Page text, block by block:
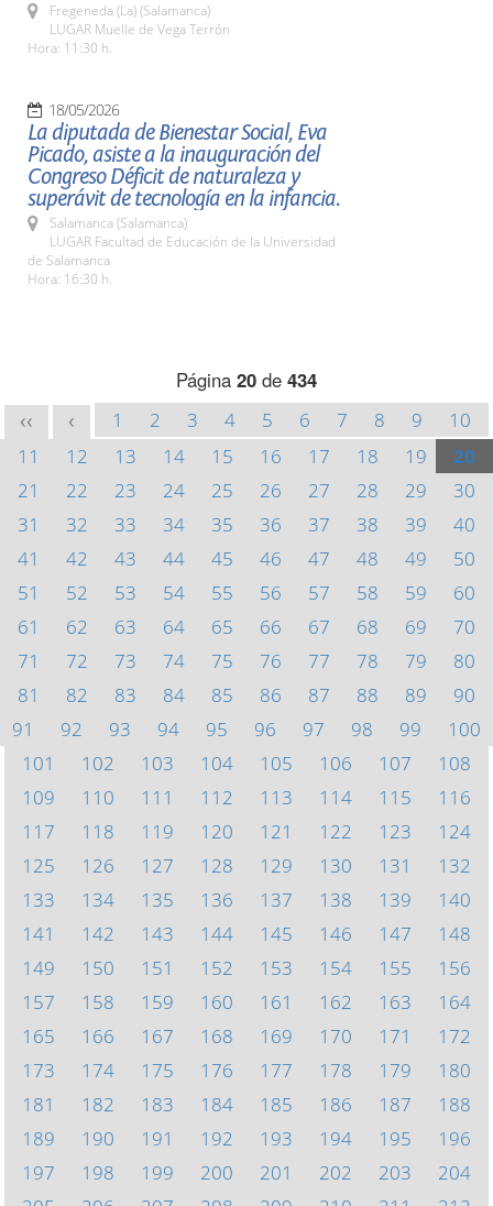
Fregeneda (La) (Salamanca)
LUGAR Muelle de Vega Terrón
Hora: 11:30 h.
18/05/2026
La diputada de Bienestar Social, Eva
Picado, asiste a la inauguración del
Congreso Déficit de naturaleza y
superávit de tecnología en la infancia.
Salamanca (Salamanca)
LUGAR Facultad de Educación de la Universidad
de Salamanca
Hora: 16:30 h.
Página 20 de 434
<< < 1 2 3 4 5 6 7 8 9
10
11
12 13 14 15 16 17 18 19
20
21
22 23 24 25 26 27 28 29
30
31
32 33 34 35 36 37 38 39
40
41
42 43 44 45 46 47 48 49
50
51
52 53 54 55 56 57 58 59
60
61
62 63 64 65 66 67 68 69
70
71
72 73 74 75 76 77 78 79
80
81
82 83 84 85 86 87 88 89
90
91
92 93 94 95 96 97 98 99
100
101
102 103 104 105 106 107
108
109
110 111 112 113 114 115
116
117
118 119 120 121 122 123
124
125
126 127 128 129 130 131
132
133
134 135 136 137 138 139
140
141
142 143 144 145 146 147
148
149
150 151 152 153 154 155
156
157
158 159 160 161 162 163
164
165
166 167 168 169 170 171
172
173
174 175 176 177 178 179
180
181
182 183 184 185 186 187
188
189
190 191 192 193 194 195
196
197
198 199 200 201 202 203
204